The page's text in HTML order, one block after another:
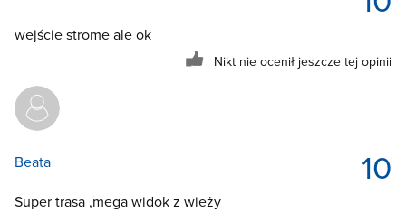
wejście strome ale ok
Nikt nie ocenił jeszcze tej opinii
10
Beata
Super trasa ,mega widok z wieży